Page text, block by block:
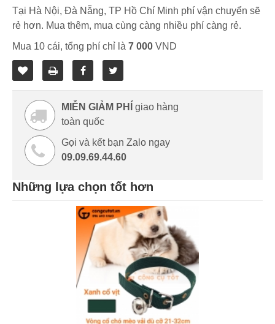
Tại Hà Nội, Đà Nẵng, TP Hồ Chí Minh phí vận chuyển sẽ
rẻ hơn. Mua thêm, mua cùng càng nhiều phí càng rẻ.
Mua 10 cái, tổng phí chỉ là 7 000 VND
MIỄN GIẢM PHÍ
giao hàng
toàn quốc
Gọi và kết bạn Zalo ngay
09.09.69.44.60
Những lựa chọn tốt hơn